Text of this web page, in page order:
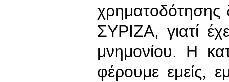
χρηματοδότησης
ΣΥΡΙΖΑ, γιατί
μνημονίου. Η
φέρουμε εμείς,